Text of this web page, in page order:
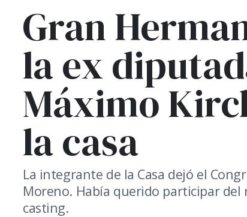
Gran
la ex
Máximo
la casa
La integrante de la Casa dejó el
Moreno. Había querido participar
casting.